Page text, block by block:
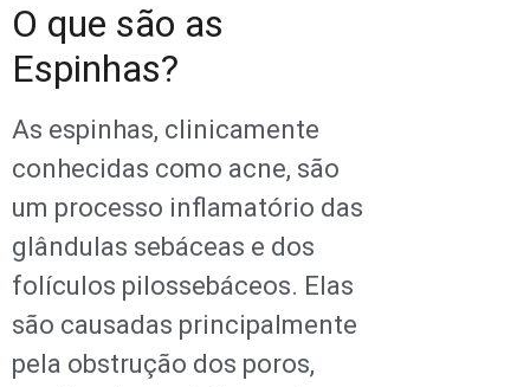
O que são as
Espinhas?
As espinhas, clinicamente
conhecidas como acne, são
um processo inflamatório das
glândulas sebáceas e dos
folículos pilossebáceos. Elas
são causadas principalmente
pela obstrução dos poros,